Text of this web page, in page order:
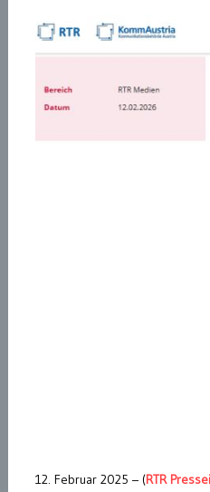
12. Februar 2025 – (RTR